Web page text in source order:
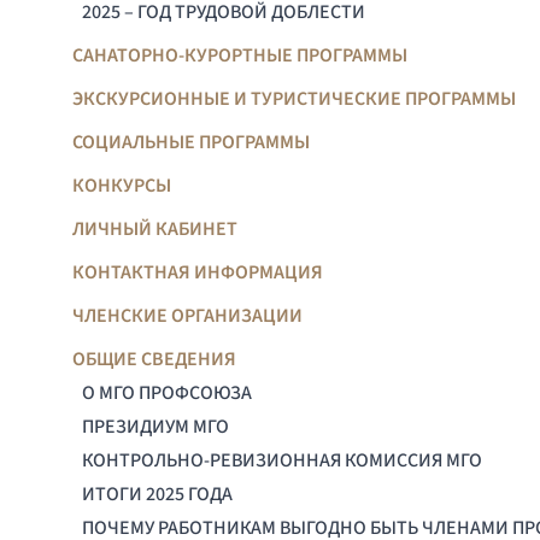
2025 – ГОД ТРУДОВОЙ ДОБЛЕСТИ
САНАТОРНО-КУРОРТНЫЕ ПРОГРАММЫ
ЭКСКУРСИОННЫЕ И ТУРИСТИЧЕСКИЕ ПРОГРАММЫ
СОЦИАЛЬНЫЕ ПРОГРАММЫ
КОНКУРСЫ
ЛИЧНЫЙ КАБИНЕТ
КОНТАКТНАЯ ИНФОРМАЦИЯ
ЧЛЕНСКИЕ ОРГАНИЗАЦИИ
ОБЩИЕ СВЕДЕНИЯ
О МГО ПРОФСОЮЗА
ПРЕЗИДИУМ МГО
КОНТРОЛЬНО-РЕВИЗИОННАЯ КОМИССИЯ МГО
ИТОГИ 2025 ГОДА
ПОЧЕМУ РАБОТНИКАМ ВЫГОДНО БЫТЬ ЧЛЕНАМИ